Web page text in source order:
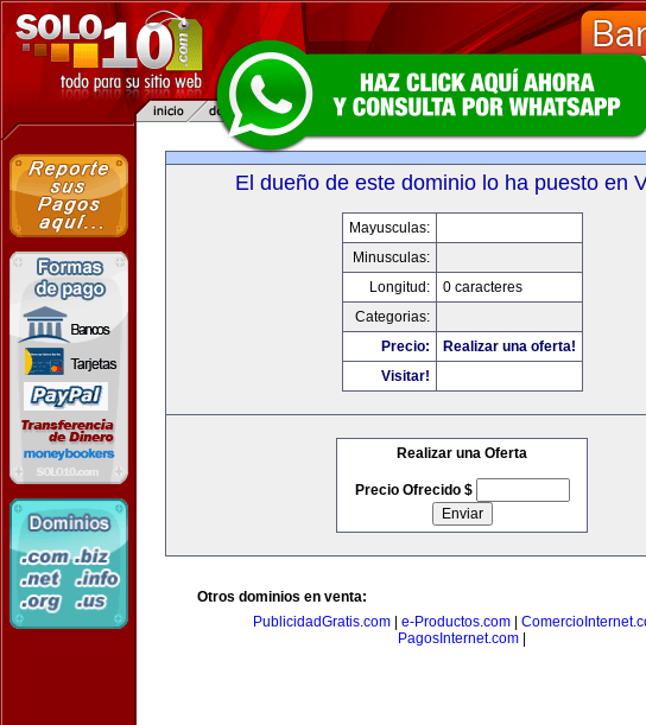
El dueño de este dominio lo ha puesto en
Mayusculas:
Minusculas:
Longitud:
0 caracteres
Categorias:
Precio:
Realizar una oferta!
Visitar!
Realizar una Oferta
Precio Ofrecido $
Otros dominios en venta:
PublicidadGratis.com
e-Productos.com
PagosInternet.com